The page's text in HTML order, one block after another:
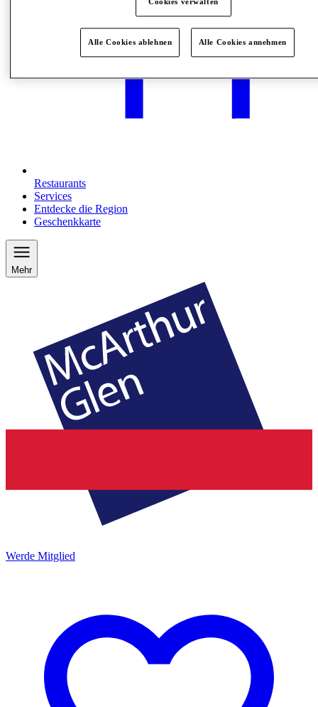
Restaurants
Services
Entdecke die Region
Geschenkkarte
Mehr
Werde Mitglied
Cookies verwalten
Alle Cookies ablehnen Alle Cookies annehmen